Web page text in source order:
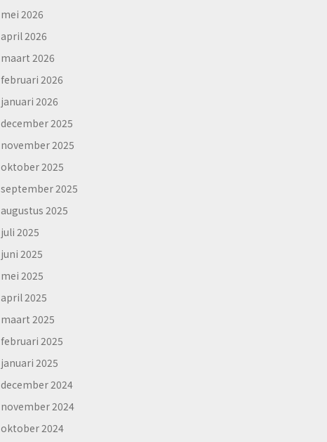
mei 2026
april 2026
maart 2026
februari 2026
januari 2026
december 2025
november 2025
oktober 2025
september 2025
augustus 2025
juli 2025
juni 2025
mei 2025
april 2025
maart 2025
februari 2025
januari 2025
december 2024
november 2024
oktober 2024